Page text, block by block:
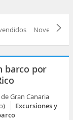
Novedad
barco por
Gran Canaria
Excursiones y